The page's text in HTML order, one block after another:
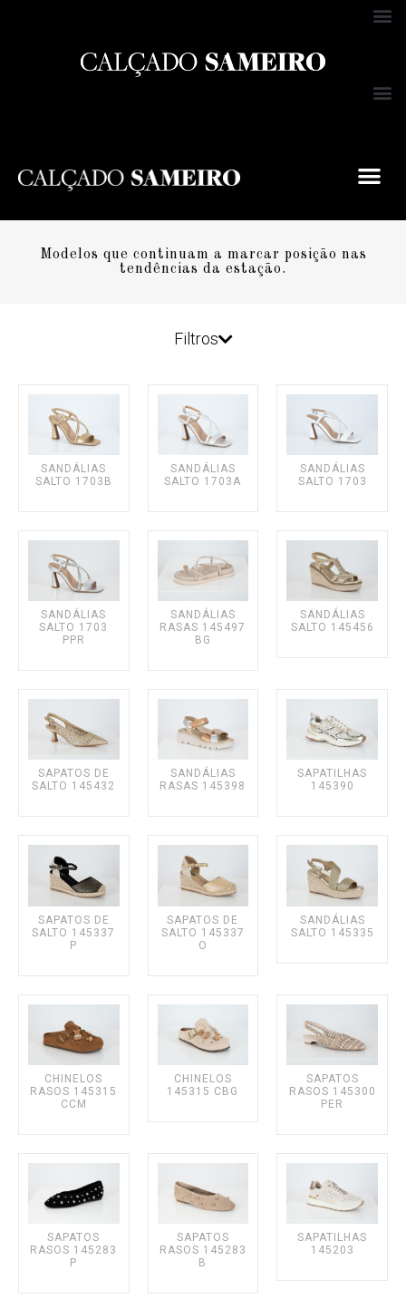
Modelos que continuam a marcar posição nas
tendências da estação.
Sacchi
Sameiro
Samelli
SENHORA
Botins de salto
Chinelos
Sandálias de Cunha
Sapatos de salto
Sandálias salto
Sapatilhas
Sapatos rasos
HOMEM
Sapatos clássicos
Filtros
SANDÁLIAS
SALTO 1703B
SANDÁLIAS
SALTO 1703A
SANDÁLIAS
SALTO 1703
SANDÁLIAS
SALTO 1703
PPR
SANDÁLIAS
RASAS 145497
BG
SANDÁLIAS
SALTO 145456
SAPATOS DE
SALTO 145432
SANDÁLIAS
RASAS 145398
SAPATILHAS
145390
SAPATOS DE
SALTO 145337
P
SAPATOS DE
SALTO 145337
O
SANDÁLIAS
SALTO 145335
CHINELOS
RASOS 145315
CCM
CHINELOS
145315 CBG
SAPATOS
RASOS 145300
PER
SAPATOS
RASOS 145283
P
SAPATOS
RASOS 145283
B
SAPATILHAS
145203